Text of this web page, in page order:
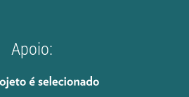
Apoio: